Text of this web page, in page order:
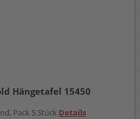
Hängetafel 15450
Pack 5 Stück Details